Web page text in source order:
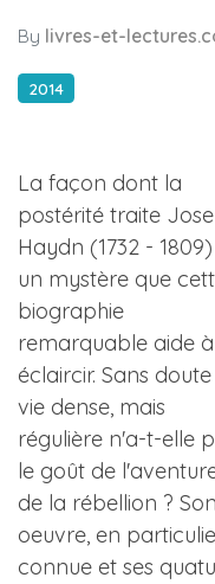
By livres-et-
2014
La façon dont la
postérité traite
Haydn (1732 -
un mystère que
biographie
remarquable aide à
éclaircir. Sans
vie dense, mais
régulière n'a-t-elle
le goût de
de la rébellion ? Son
oeuvre, en
connue et ses